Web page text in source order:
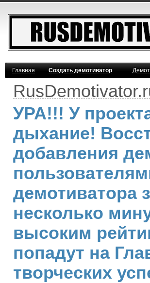
Главная Создать демотиватор
УРА!!! У
дыхание!
добавления
демотиватора
несколько
высоким
попадут на
творческих